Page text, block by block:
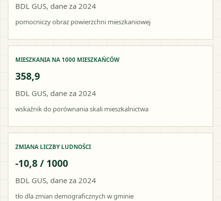
BDL GUS, dane za 2024
pomocniczy obraz powierzchni mieszkaniowej
MIESZKANIA NA 1000 MIESZKAŃCÓW
358,9
BDL GUS, dane za 2024
wskaźnik do porównania skali mieszkalnictwa
ZMIANA LICZBY LUDNOŚCI
-10,8 / 1000
BDL GUS, dane za 2024
tło dla zmian demograficznych w gminie